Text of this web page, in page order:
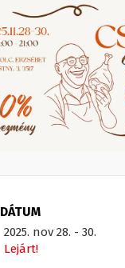
DÁTUM
2025. nov 28. - 30.
Lejárt!